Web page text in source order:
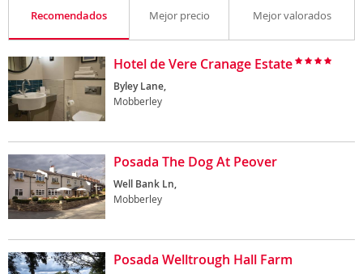
Recomendados Mejor precio Mejor valorados
Hotel de Vere Cranage Estate
Byley Lane,
Mobberley
Posada The Dog At Peover
Well Bank Ln,
Mobberley
Posada Welltrough Hall Farm